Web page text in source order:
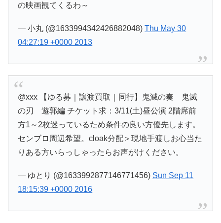
の映画観てくるわ～
— 小丸 (@1633994342426882048)Thu May 30
04:27:19 +0000 2013
@xxx 【ゆる募｜譲渡買取｜同行】鬼滅の奏 鬼滅
の刃 遊郭編 チケット求：3/11(土)昼公演 2階席前
方1～2枚迷っているため条件の良い方優先します。
センブロ周辺希望。cloak分配＞現地手渡しお心当た
りある方いらっしゃったらお声がけください。
— ゆとり (@1633992877146771456) Sun Sep 11
18:15:39 +0000 2016